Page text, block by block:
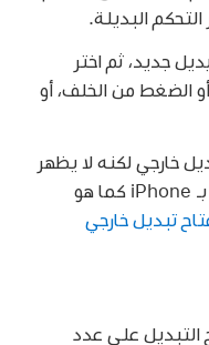
البديلة.
جديد، ثم اختر
أو الضغط من الخلف، أو
خارجي لكنه لا يظهر
في القائمة، فتأكد من توصيله بـ iPhone كما هو
مفتاح تبديل خارجي
التبديل على عدد